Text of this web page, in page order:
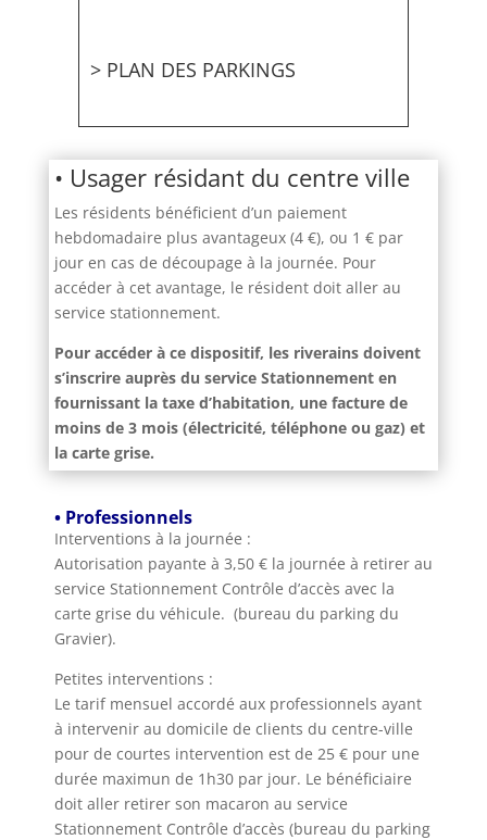
> PLAN DES PARKINGS
• Usager résidant du centre ville
Les résidents bénéficient d’un paiement
hebdomadaire plus avantageux (4 €), ou 1 € par
jour en cas de découpage à la journée. Pour
accéder à cet avantage, le résident doit aller au
service stationnement.
Pour accéder à ce dispositif, les riverains doivent
s’inscrire auprès du service Stationnement en
fournissant la taxe d’habitation, une facture de
moins de 3 mois (électricité, téléphone ou gaz) et
la carte grise.
• Professionnels
Interventions à la journée :
Autorisation payante à 3,50 € la journée à retirer au
service Stationnement Contrôle d’accès avec la
carte grise du véhicule. (bureau du parking du
Gravier).
Petites interventions :
Le tarif mensuel accordé aux professionnels ayant
à intervenir au domicile de clients du centre-ville
pour de courtes intervention est de 25 € pour une
durée maximun de 1h30 par jour. Le bénéficiaire
doit aller retirer son macaron au service
Stationnement Contrôle d’accès (bureau du parking